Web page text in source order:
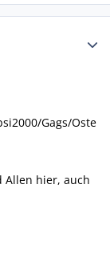
Gags/Oste
Allen hier, auch